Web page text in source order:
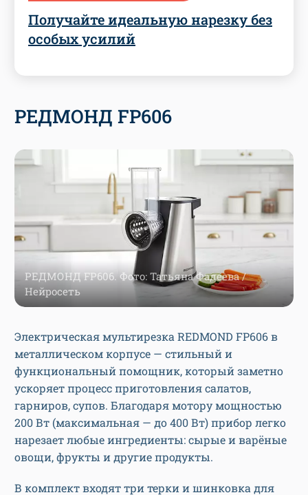
Получайте идеальную нарезку без
особых усилий
РЕДМОНД FP606
РЕДМОНД FP606. Фото: Татьяна Фадеева /
Нейросеть
Электрическая мультирезка REDMOND FP606 в
металлическом корпусе — стильный и
функциональный помощник, который заметно
ускоряет процесс приготовления салатов,
гарниров, супов. Благодаря мотору мощностью
200 Вт (максимальная — до 400 Вт) прибор легко
нарезает любые ингредиенты: сырые и варёные
овощи, фрукты и другие продукты.
В комплект входят три терки и шинковка для